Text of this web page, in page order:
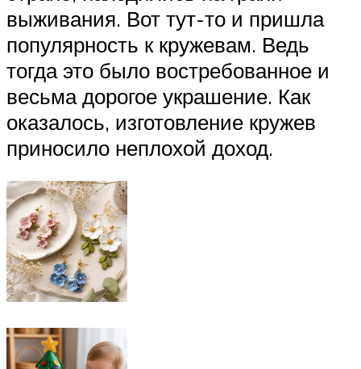
выживания. Вот тут-то и пришла
популярность к кружевам. Ведь
тогда это было востребованное и
весьма дорогое украшение. Как
оказалось, изготовление кружев
приносило неплохой доход.